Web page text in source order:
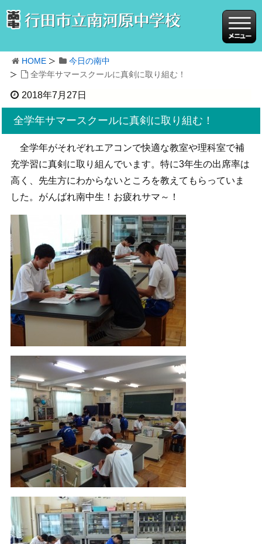
HOME
今日の南中
全学年サマースクールに真剣に取り組む！
2018年7月27日
全学年サマースクールに真剣に取り組む！
全学年がそれぞれエアコンで快適な教室や理科室で補
充学習に真剣に取り組んでいます。特に3年生の出席率は
高く、先生方にわからないところを教えてもらっていま
した。がんばれ南中生！お疲れサマ～！